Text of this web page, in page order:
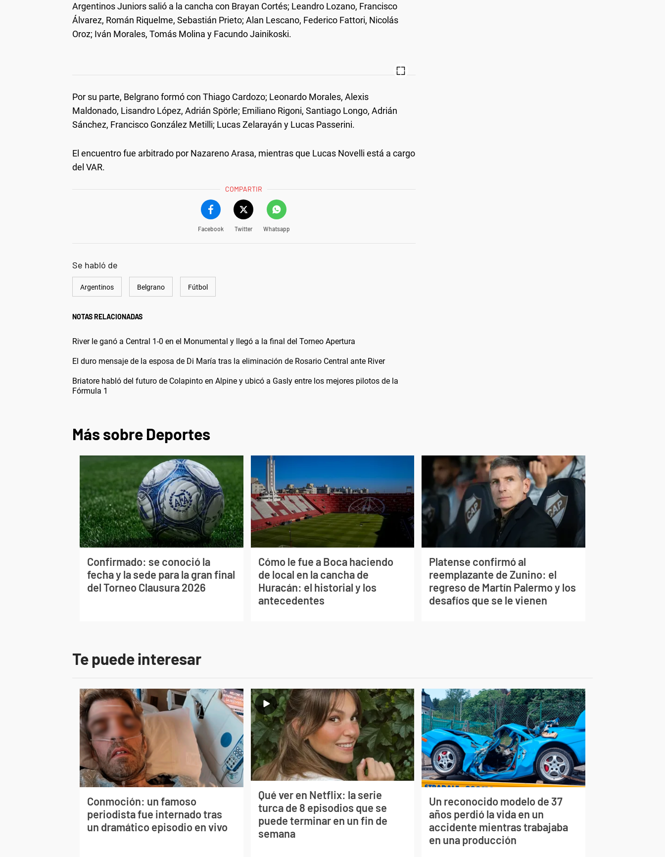
Argentinos Juniors salió a la cancha con Brayan Cortés; Leandro Lozano, Francisco
Álvarez, Román Riquelme, Sebastián Prieto; Alan Lescano, Federico Fattori, Nicolás
Oroz; Iván Morales, Tomás Molina y Facundo Jainikoski.
Por su parte, Belgrano formó con Thiago Cardozo; Leonardo Morales, Alexis
Maldonado, Lisandro López, Adrián Spörle; Emiliano Rigoni, Santiago Longo, Adrián
Sánchez, Francisco González Metilli; Lucas Zelarayán y Lucas Passerini.
El encuentro fue arbitrado por Nazareno Arasa, mientras que Lucas Novelli está a cargo
del VAR.
COMPARTIR
Facebook Twitter Whatsapp
Se habló de
Argentinos Belgrano Fútbol
NOTAS RELACIONADAS
River le ganó a Central 1-0 en el Monumental y llegó a la final del Torneo Apertura
El duro mensaje de la esposa de Di María tras la eliminación de Rosario Central ante River
Briatore habló del futuro de Colapinto en Alpine y ubicó a Gasly entre los mejores pilotos de la
Fórmula 1
Más sobre Deportes
Confirmado: se conoció la
fecha y la sede para la gran final
del Torneo Clausura 2026
Cómo le fue a Boca haciendo
de local en la cancha de
Huracán: el historial y los
antecedentes
Platense confirmó al
reemplazante de Zunino: el
regreso de Martín Palermo y los
desafíos que se le vienen
Te puede interesar
Conmoción: un famoso
periodista fue internado tras
un dramático episodio en vivo
Qué ver en Netflix: la serie
turca de 8 episodios que se
puede terminar en un fin de
semana
Un reconocido modelo de 37
años perdió la vida en un
accidente mientras trabajaba
en una producción